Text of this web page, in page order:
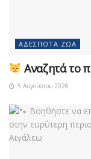
ΑΔΈΣΠΟΤΑ ΖΏΑ
Αναζητά το
5 Αυγούστου 2026